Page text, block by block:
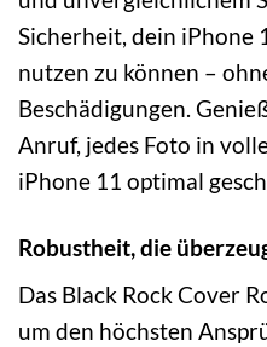
Sicherheit, dein iPhone
nutzen zu können –
Beschädigungen.
Anruf, jedes Foto in
iPhone 11 optimal
Robustheit, die
Das Black Rock Cover
um den höchsten